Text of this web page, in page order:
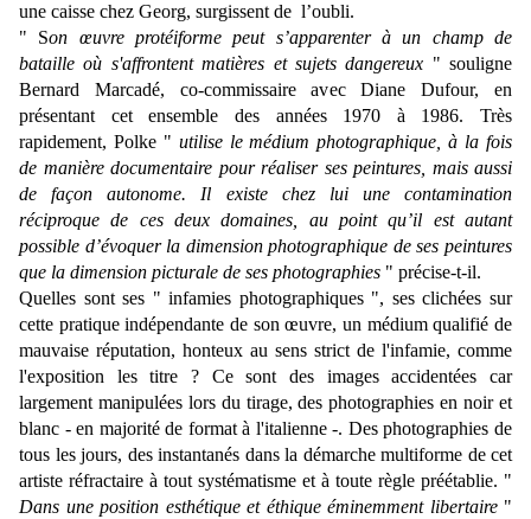
une caisse chez Georg, surgissent de l’oubli.
" Son œuvre protéiforme peut s’apparenter à un champ de
bataille où s'affrontent matières et sujets dangereux " souligne
Bernard Marcadé, co-commissaire avec Diane Dufour, en
présentant cet ensemble des années 1970 à 1986. Très
rapidement, Polke " utilise le médium photographique, à la fois
de manière documentaire pour réaliser ses peintures, mais aussi
de façon autonome. Il existe chez lui une contamination
réciproque de ces deux domaines, au point qu’il est autant
possible d’évoquer la dimension photographique de ses peintures
que la dimension picturale de ses photographies " précise-t-il.
Quelles sont ses " infamies photographiques ", ses clichées sur
cette pratique indépendante de son œuvre, un médium qualifié de
mauvaise réputation, honteux au sens strict de l'infamie, comme
l'exposition les titre ? Ce sont des images accidentées car
largement manipulées lors du tirage, des photographies en noir et
blanc - en majorité de format à l'italienne -. Des photographies de
tous les jours, des instantanés dans la démarche multiforme de cet
artiste réfractaire à tout systématisme et à toute règle préétablie. "
Dans une position esthétique et éthique éminemment libertaire"